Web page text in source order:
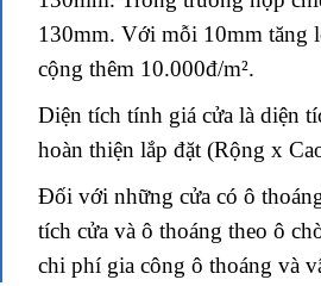
130mm. Với mỗi 10mm tăng
cộng thêm 10.000đ/m².
Diện tích tính giá cửa là diện
hoàn thiện lắp đặt (Rộng x
Đối với những cửa có ô
tích cửa và ô thoáng theo ô
chi phí gia công ô thoáng và